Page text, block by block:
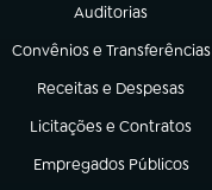
Auditorias
(abre em nova aba)
Convênios e Transferências
(abre em nova aba)
Receitas e Despesas
(abre em nova aba)
Licitações e Contratos
(abre em nova aba)
Empregados Públicos
(abre em nova aba)